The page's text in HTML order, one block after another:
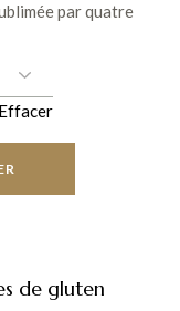
par quatre
que délicieuse,
dans le centre-
les amateurs
Effacer
de gluten